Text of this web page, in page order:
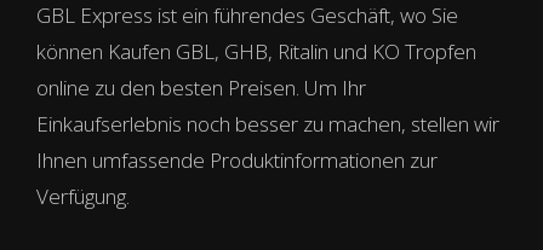
GBL Express ist ein führendes Geschäft, wo Sie
können Kaufen GBL, GHB, Ritalin und KO Tropfen
online zu den besten Preisen. Um Ihr
Einkaufserlebnis noch besser zu machen, stellen wir
Ihnen umfassende Produktinformationen zur
Verfügung.